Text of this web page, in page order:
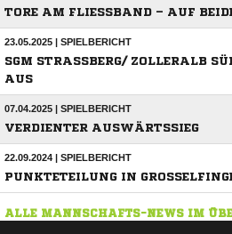
TORE AM FLIESSBAND – AUF
23.05.2025 | SPIELBERICHT
SGM STRASSBERG/ ZOLLERALB
AUS
07.04.2025 | SPIELBERICHT
VERDIENTER AUSWÄRTSSIEG
22.09.2024 | SPIELBERICHT
PUNKTETEILUNG IN
ALLE MANNSCHAFTS-NEWS IM